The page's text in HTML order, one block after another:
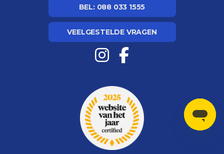
BEL: 088 033 1555
VEELGESTELDE VRAGEN